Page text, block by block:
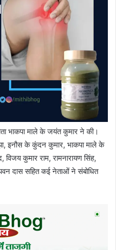
भाकपा माले के जयंत कुमार ने की।
इनौस के कुंदन कुमार, भाकपा माले के
कुमार राम, रामनारायण सिंह,
दास सहित कई नेताओं ने संबोधित